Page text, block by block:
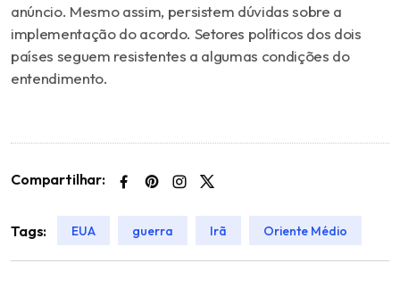
anúncio. Mesmo assim, persistem dúvidas sobre a
implementação do acordo. Setores políticos dos dois
países seguem resistentes a algumas condições do
entendimento.
Compartilhar:
Tags: EUA guerra Irã Oriente Médio